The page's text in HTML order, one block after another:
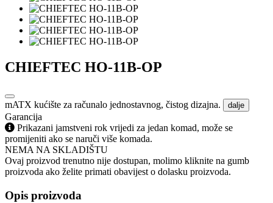
CHIEFTEC HO-11B-OP
mATX kućište za računalo jednostavnog, čistog dizajna. dalje
Garancija
Prikazani jamstveni rok vrijedi za jedan komad, može se
promijeniti ako se naruči više komada.
NEMA NA SKLADIŠTU
Ovaj proizvod trenutno nije dostupan, molimo kliknite na gumb
proizvoda ako želite primati obavijest o dolasku proizvoda.
Opis proizvoda